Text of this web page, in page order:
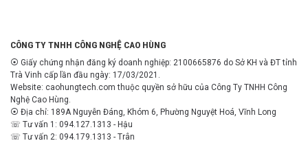
CÔNG TY TNHH CÔNG NGHỆ CAO HÙNG
⦿ Giấy chứng nhận đăng ký doanh nghiệp: 2100665876 do Sở KH và ĐT tỉnh
Trà Vinh cấp lần đầu ngày: 17/03/2021.
Website: caohungtech.com thuộc quyền sở hữu của Công Ty TNHH Công
Nghệ Cao Hùng.
⦿ Địa chỉ: 189A Nguyễn Đáng, Khóm 6, Phường Nguyệt Hoá, Vĩnh Long
☏ Tư vấn 1: 094.127.1313 - Hậu
☏ Tư vấn 2: 094.179.1313 - Trân